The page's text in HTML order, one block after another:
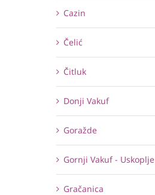
Cazin
Čelić
Čitluk
Donji Vakuf
Goražde
Gornji Vakuf - Uskoplje
Gračanica